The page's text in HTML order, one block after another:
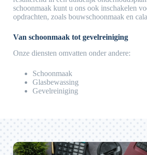
schoonmaak kunt u ons ook inschakelen
opdrachten, zoals bouwschoonmaak en
Van schoonmaak tot gevelreiniging
Onze diensten omvatten onder andere:
Schoonmaak
Glasbewassing
Gevelreiniging